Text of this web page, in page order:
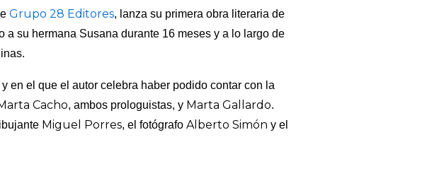
Grupo 28 Editores, lanza su primera obra literaria de
a su hermana Susana durante 16 meses y a lo largo de
en el que el autor celebra haber podido contar con la
Cacho, ambos prologuistas, y Marta Gallardo.
Miguel Porres, el fotógrafoAlberto Simón y el